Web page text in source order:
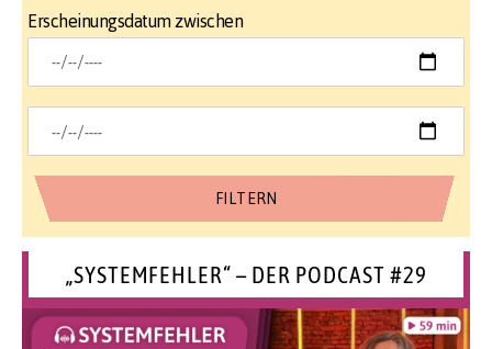
Erscheinungsdatum zwischen
„SYSTEMFEHLER“ – DER PODCAST #29